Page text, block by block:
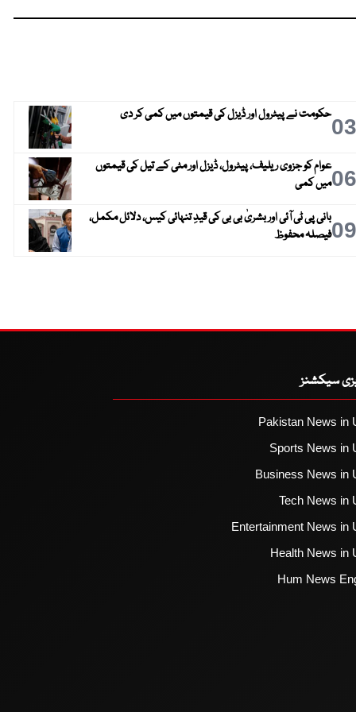
03حکومت نے پیٹرول اور ڈیزل کی قیمتوں میں کمی کر دی
06عوام کو جزوی ریلیف، پیٹرول، ڈیزل اور مٹی کے تیل کی قیمتوں
میں کمی
09بانی پی ٹی آئی اور بشریٰ بی بی کی قیدِ تنہائی کیس، دلائل مکمل،
فیصلہ محفوظ
سیکشنز
Pakistan News in
Sports News in
Business News in
Tech News in
Entertainment News in
Health News in
Hum News